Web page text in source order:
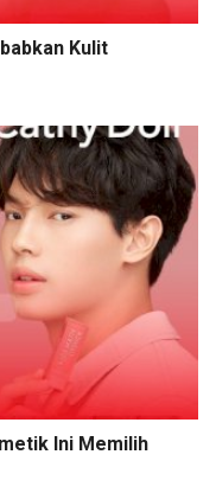
Kulit
Ini Memilih